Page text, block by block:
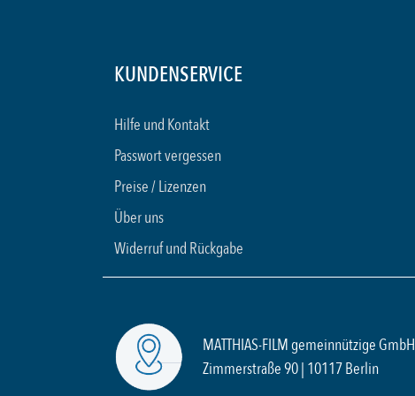
KUNDENSERVICE
Hilfe und Kontakt
Passwort vergessen
Preise / Lizenzen
Über uns
Widerruf und Rückgabe
MATTHIAS-FILM gemeinnützige GmbH
Zimmerstraße 90 | 10117 Berlin